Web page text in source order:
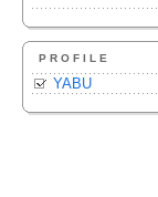
PROFILE
YABU